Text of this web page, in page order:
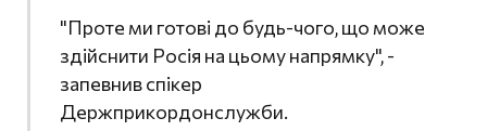
"Проте ми готові до будь-чого, що може
здійснити Росія на цьому напрямку", -
запевнив спікер
Держприкордонслужби.